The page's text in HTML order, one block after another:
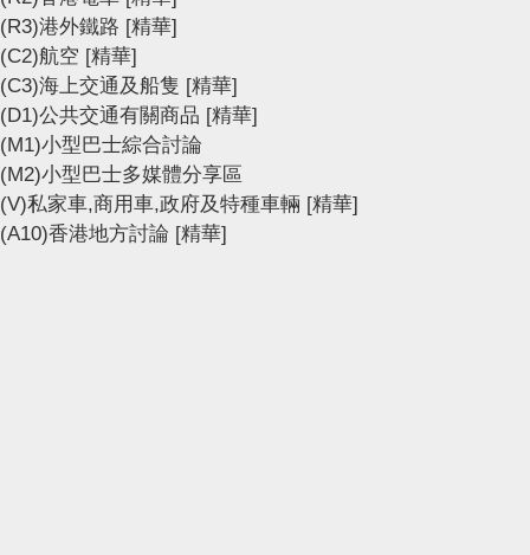
(R3)港外鐵路 [精華]
(C2)航空 [精華]
(C3)海上交通及船隻 [精華]
(D1)公共交通有關商品 [精華]
(M1)小型巴士綜合討論
(M2)小型巴士多媒體分享區
(V)私家車,商用車,政府及特種車輛 [精華]
(A10)香港地方討論 [精華]